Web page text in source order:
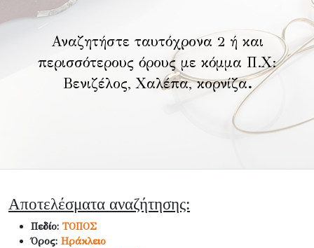
Αναζητήστε ταυτόχρονα 2 ή και
περισσότερους όρους με κόμμα Π.Χ:
Βενιζέλος, Χαλέπα, κορνίζα.
Αποτελέσματα αναζήτησης:
Πεδίο: ΤΟΠΟΣ
Όρος: Ηράκλειο